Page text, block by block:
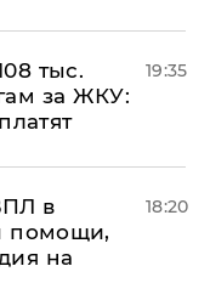
тыс.
за ЖКУ:
19:35
в
помощи,
на
18:20